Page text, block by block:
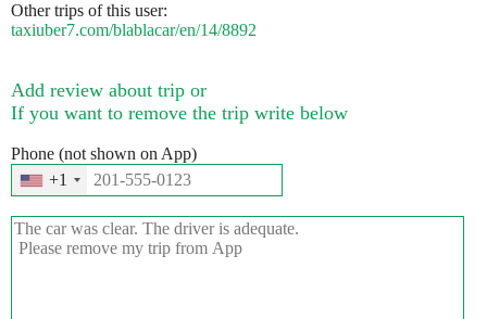
Other trips of this user:
taxiuber7.com/blablacar/en/14/8892
Add review about trip or
If you want to remove the trip write below
Phone (not shown on App)
+1